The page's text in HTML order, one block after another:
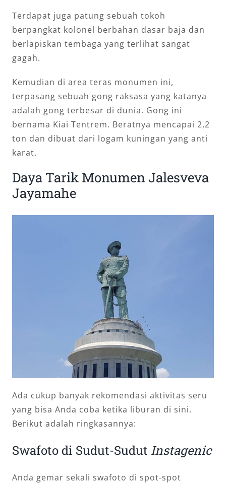
Terdapat juga patung sebuah tokoh
berpangkat kolonel berbahan dasar baja dan
berlapiskan tembaga yang terlihat sangat
gagah.
Kemudian di area teras monumen ini,
terpasang sebuah gong raksasa yang katanya
adalah gong terbesar di dunia. Gong ini
bernama Kiai Tentrem. Beratnya mencapai 2,2
ton dan dibuat dari logam kuningan yang anti
karat.
Daya Tarik Monumen Jalesveva
Jayamahe
Ada cukup banyak rekomendasi aktivitas seru
yang bisa Anda coba ketika liburan di sini.
Berikut adalah ringkasannya:
Swafoto di Sudut-Sudut Instagenic
Anda gemar sekali swafoto di spot-spot